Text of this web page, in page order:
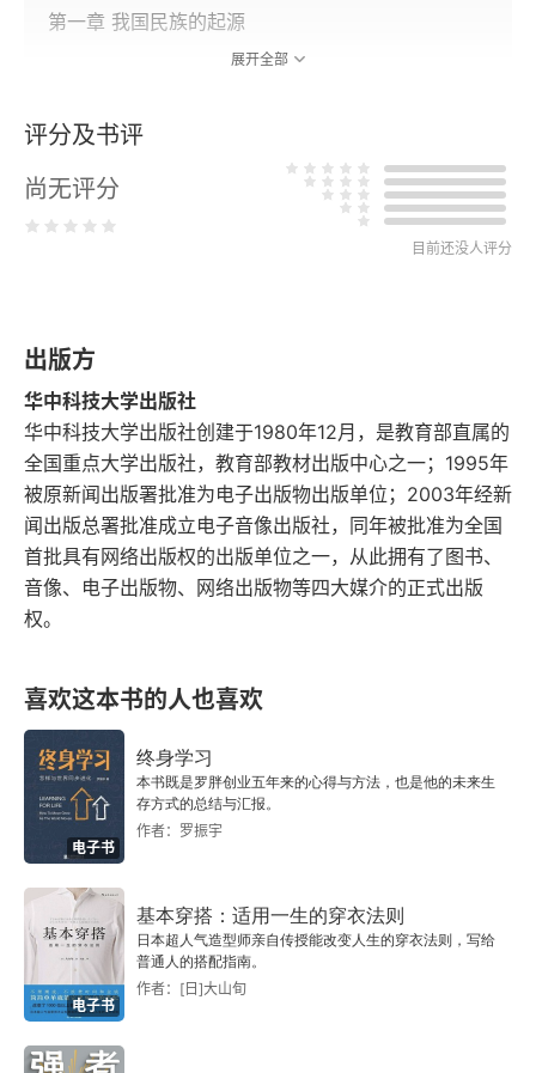
第一章 我国民族的起源
第三章 唐虞的政治
第四章 夏代的政教
第七章 古代的封建制度
第八章 我国民族的滋大
第九章 春秋的霸业
第十章 战国的七雄
第十一章 中原文化的广播和疆域的拓展
第十三章 春秋战国的政制改革
第十四章 上古的社会
第三编 中古史
第一章 秦之统一及其政策
第二章 秦汉之际
第三章 前汉的政治
第四章 新莽的改制
展开全部
评分及书评
尚无评分
目前还没人评分
出版方
华中科技大学出版社
华中科技大学出版社创建于1980年12月，是教育部直属的
全国重点大学出版社，教育部教材出版中心之一；1995年
被原新闻出版署批准为电子出版物出版单位；2003年经新
闻出版总署批准成立电子音像出版社，同年被批准为全国
首批具有网络出版权的出版单位之一，从此拥有了图书、
音像、电子出版物、网络出版物等四大媒介的正式出版
权。
喜欢这本书的人也喜欢
电子书
终身学习
本书既是罗胖创业五年来的心得与方法，也是他的未来生
存方式的总结与汇报。
作者：罗振宇
电子书
基本穿搭：适用一生的穿衣法则
日本超人气造型师亲自传授能改变人生的穿衣法则，写给
普通人的搭配指南。
作者：[日]大山旬